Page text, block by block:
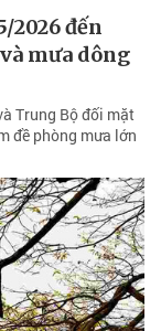
2026 đến
mưa dông
Trung Bộ đối mặt
đề phòng mưa lớn